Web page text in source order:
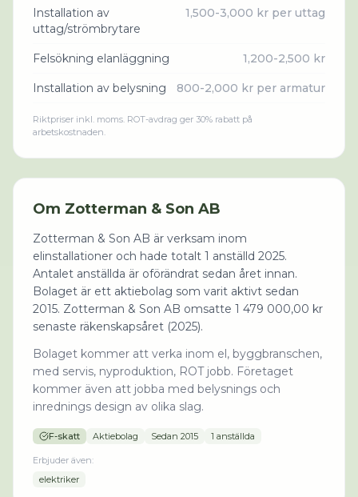
Installation av
uttag/strömbrytare
1,500-3,000 kr per uttag
Felsökning elanläggning 1,200-2,500 kr
Installation av belysning 800-2,000 kr per armatur
Riktpriser inkl. moms. ROT-avdrag ger 30% rabatt på
arbetskostnaden.
Om Zotterman & Son AB
Zotterman & Son AB är verksam inom
elinstallationer och hade totalt 1 anställd 2025.
Antalet anställda är oförändrat sedan året innan.
Bolaget är ett aktiebolag som varit aktivt sedan
2015. Zotterman & Son AB omsatte 1 479 000,00 kr
senaste räkenskapsåret (2025).
Bolaget kommer att verka inom el, byggbranschen,
med servis, nyproduktion, ROT jobb. Företaget
kommer även att jobba med belysnings och
inrednings design av olika slag.
F-skatt Aktiebolag Sedan 2015 1 anställda
Erbjuder även:
elektriker